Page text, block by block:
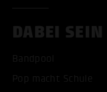
DABEI SEIN
Bandpool
Pop macht Schule